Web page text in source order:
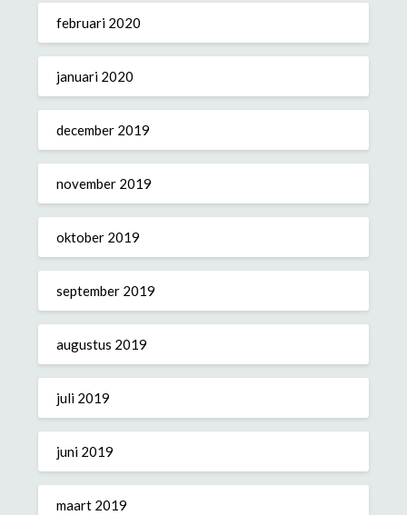
februari 2020
januari 2020
december 2019
november 2019
oktober 2019
september 2019
augustus 2019
juli 2019
juni 2019
maart 2019